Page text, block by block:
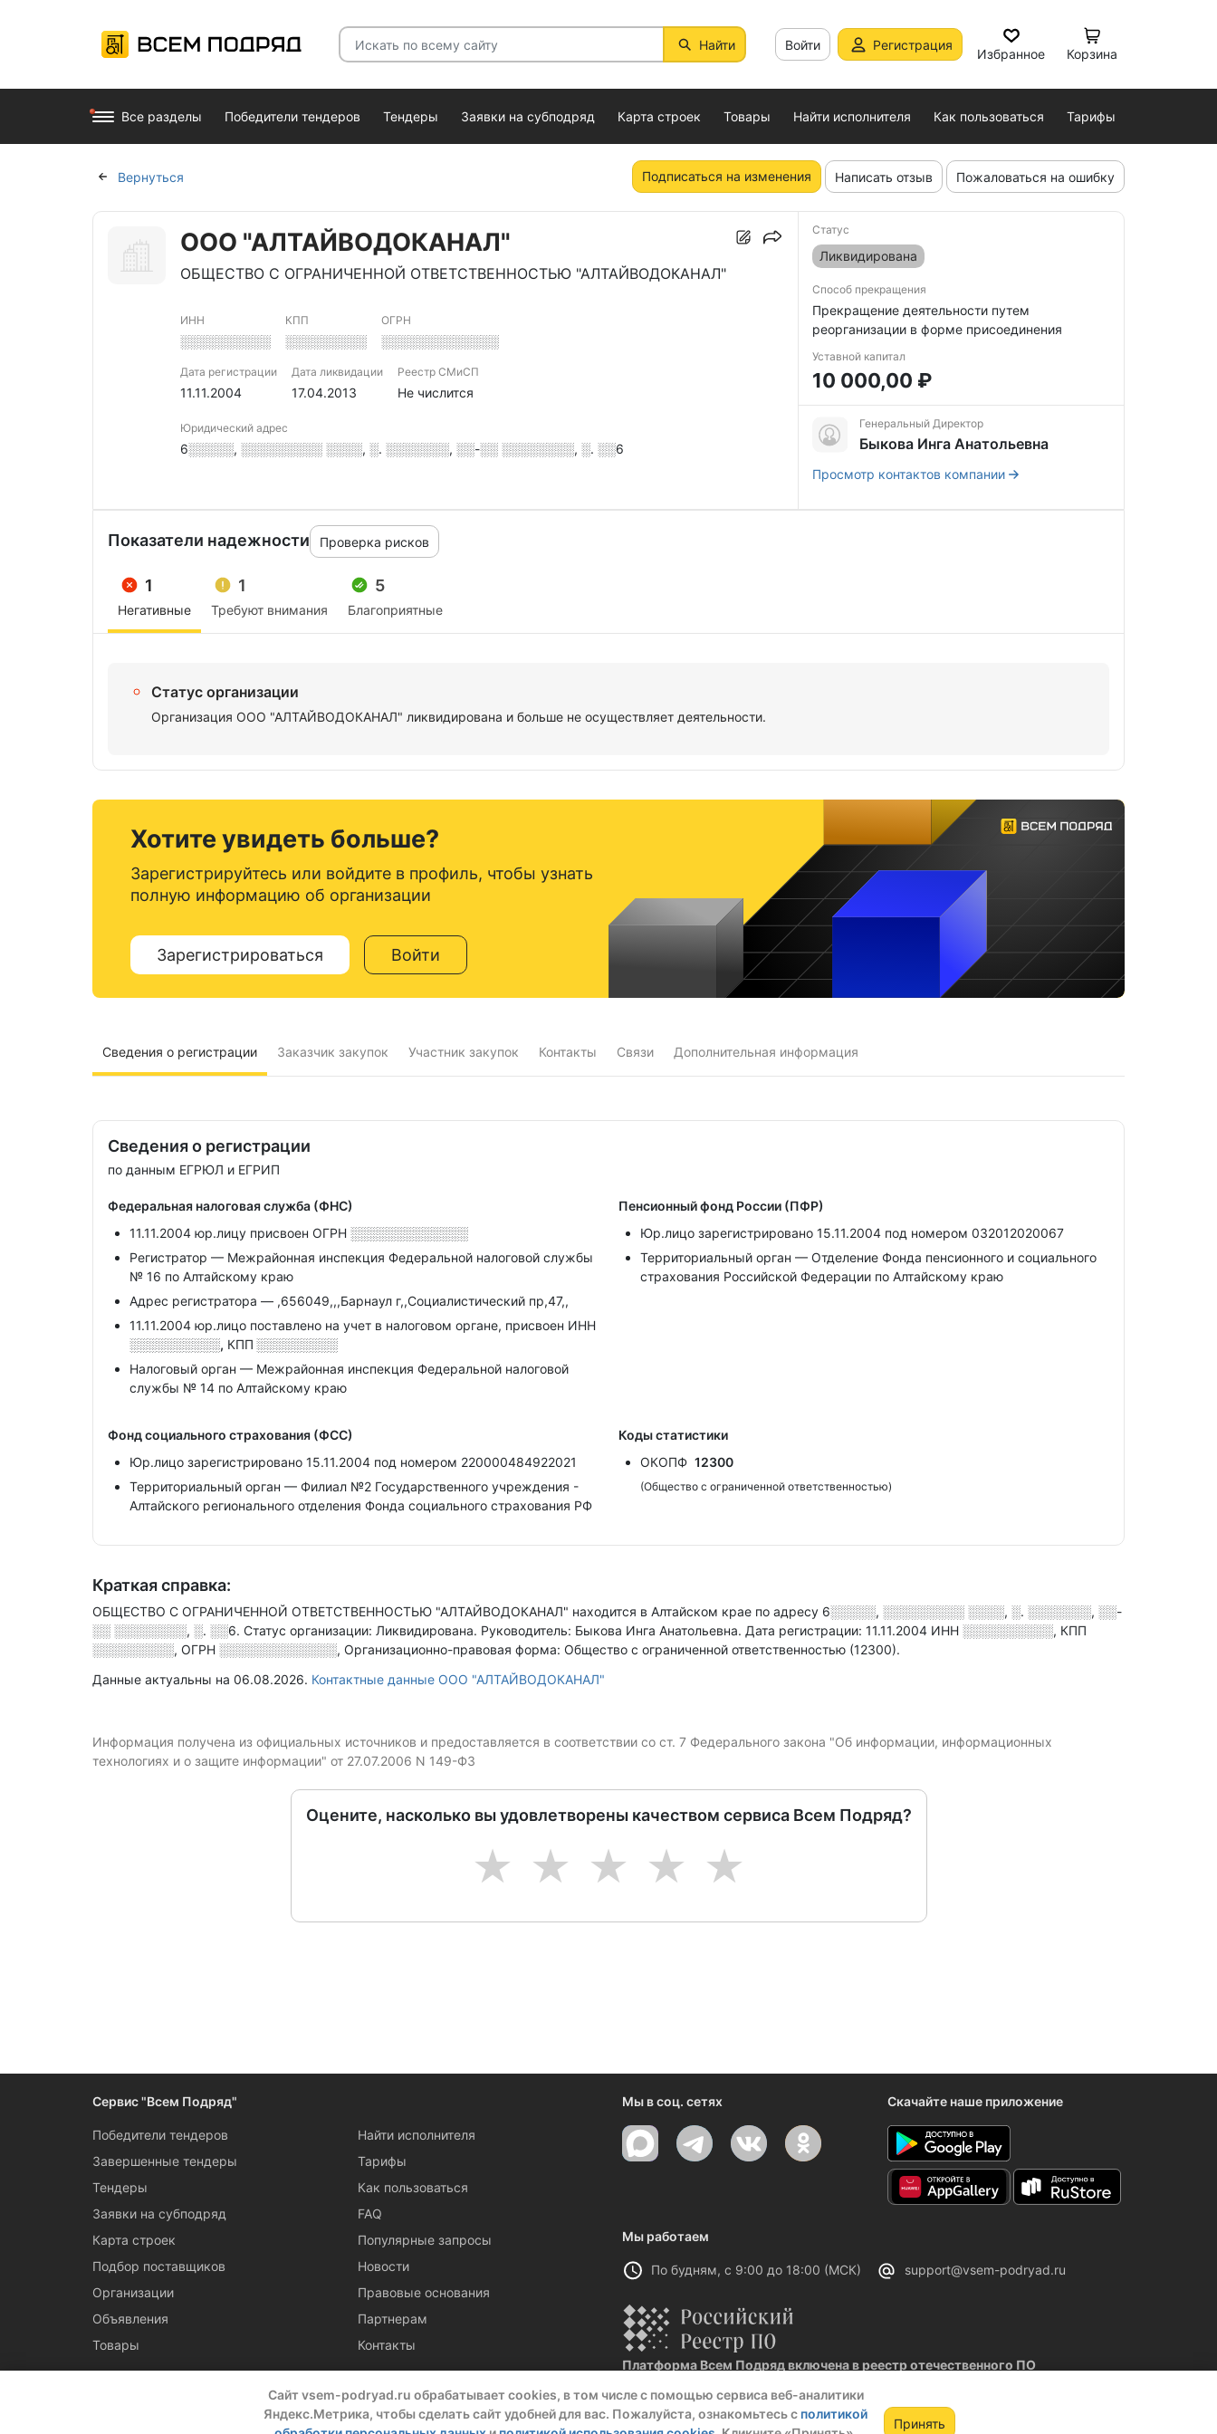
Сайт vsem-podryad.ru обрабатывает cookies, в том числе с помощью сервиса веб-аналитики
Яндекс.Метрика, чтобы сделать сайт удобней для вас. Пожалуйста, ознакомьтесь с политикой
Принять
Найти Войти Регистрация
Избранное Корзина
Все разделы Победители тендеров Тендеры Заявки на субподряд Карта строек Товары Найти исполнителя Как пользоваться Тарифы
Вернуться Подписаться на изменения Написать отзыв Пожаловаться на ошибку
ООО "АЛТАЙВОДОКАНАЛ"
ОБЩЕСТВО С ОГРАНИЧЕННОЙ ОТВЕТСТВЕННОСТЬЮ "АЛТАЙВОДОКАНАЛ"
ИНН
░░░░░░░░░░
КПП
░░░░░░░░░
ОГРН
░░░░░░░░░░░░░
Дата регистрации
11.11.2004
Дата ликвидации
17.04.2013
Реестр СМиСП
Не числится
Юридический адрес
6░░░░░, ░░░░░░░░░ ░░░░, ░. ░░░░░░░, ░░-░░ ░░░░░░░░, ░. ░░6
Статус
Ликвидирована
Способ прекращения
Прекращение деятельности путем
реорганизации в форме присоединения
Уставной капитал
10 000,00 ₽
Генеральный Директор
Быкова Инга Анатольевна
Просмотр контактов компании
Показатели надежности Проверка рисков
1
Негативные
1
Требуют внимания
5
Благоприятные
Статус организации
Организация ООО "АЛТАЙВОДОКАНАЛ" ликвидирована и больше не осуществляет деятельности.
Хотите увидеть больше?
Зарегистрируйтесь или войдите в профиль, чтобы узнать
полную информацию об организации
Зарегистрироваться Войти
Сведения о регистрации Заказчик закупок Участник закупок Контакты Связи Дополнительная информация
Сведения о регистрации
по данным ЕГРЮЛ и ЕГРИП
Федеральная налоговая служба (ФНС)
11.11.2004 юр.лицу присвоен ОГРН ░░░░░░░░░░░░░
Регистратор — Межрайонная инспекция Федеральной налоговой службы
№ 16 по Алтайскому краю
Адрес регистратора — ,656049,,,Барнаул г,,Социалистический пр,47,,
11.11.2004 юр.лицо поставлено на учет в налоговом органе, присвоен ИНН
░░░░░░░░░░, КПП ░░░░░░░░░
Налоговый орган — Межрайонная инспекция Федеральной налоговой
службы № 14 по Алтайскому краю
Пенсионный фонд России (ПФР)
Юр.лицо зарегистрировано 15.11.2004 под номером 032012020067
Территориальный орган — Отделение Фонда пенсионного и социального
страхования Российской Федерации по Алтайскому краю
Фонд социального страхования (ФСС)
Юр.лицо зарегистрировано 15.11.2004 под номером 220000484922021
Территориальный орган — Филиал №2 Государственного учреждения -
Алтайского регионального отделения Фонда социального страхования РФ
Коды статистики
ОКОПФ 12300
(Общество с ограниченной ответственностью)
Краткая справка:
ОБЩЕСТВО С ОГРАНИЧЕННОЙ ОТВЕТСТВЕННОСТЬЮ "АЛТАЙВОДОКАНАЛ" находится в Алтайском крае по адресу 6░░░░░, ░░░░░░░░░ ░░░░, ░. ░░░░░░░, ░░-
░░ ░░░░░░░░, ░. ░░6. Статус организации: Ликвидирована. Руководитель: Быкова Инга Анатольевна. Дата регистрации: 11.11.2004 ИНН ░░░░░░░░░░, КПП
░░░░░░░░░, ОГРН ░░░░░░░░░░░░░, Организационно-правовая форма: Общество с ограниченной ответственностью (12300).
Данные актуальны на 06.08.2026. Контактные данные ООО "АЛТАЙВОДОКАНАЛ"
Информация получена из официальных источников и предоставляется в соответствии со ст. 7 Федерального закона "Об информации, информационных
технологиях и о защите информации" от 27.07.2006 N 149-ФЗ
Оцените, насколько вы удовлетворены качеством сервиса Всем Подряд?
5
4
3
2
1
Сервис "Всем Подряд"
Победители тендеров
Завершенные тендеры
Тендеры
Заявки на субподряд
Карта строек
Подбор поставщиков
Организации
Объявления
Товары
Найти исполнителя
Тарифы
Как пользоваться
FAQ
Популярные запросы
Новости
Правовые основания
Партнерам
Контакты
Мы в соц. сетях Скачайте наше приложение
Мы работаем
По будням, с 9:00 до 18:00 (МСК) support@vsem-podryad.ru
Платформа Всем Подряд включена в реестр отечественного ПО